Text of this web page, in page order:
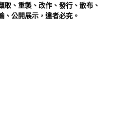
取、重製、改作、發行、散布、
、公開展示，違者必究。